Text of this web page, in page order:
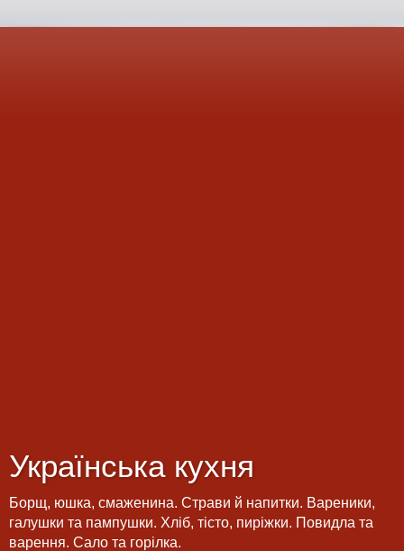
Українська кухня
Борщ, юшка, смаженина. Страви й напитки. Вареники,
галушки та пампушки. Хліб, тісто, пиріжки. Повидла та
варення. Сало та горілка.